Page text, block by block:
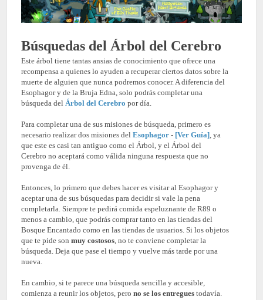
Búsquedas del Árbol del Cerebro
Este árbol tiene tantas ansias de conocimiento que ofrece una
recompensa a quienes lo ayuden a recuperar ciertos datos sobre la
muerte de alguien que nunca podremos conocer. A diferencia del
Esophagor y de la Bruja Edna, solo podrás completar una
búsqueda del Árbol del Cerebro por día.
Para completar una de sus misiones de búsqueda, primero es
necesario realizar dos misiones del Esophagor - [Ver Guía], ya
que este es casi tan antiguo como el Árbol, y el Árbol del
Cerebro no aceptará como válida ninguna respuesta que no
provenga de él.
Entonces, lo primero que debes hacer es visitar al Esophagor y
aceptar una de sus búsquedas para decidir si vale la pena
completarla. Siempre te pedirá comida espeluznante de R89 o
menos a cambio, que podrás comprar tanto en las tiendas del
Bosque Encantado como en las tiendas de usuarios. Si los objetos
que te pide son muy costosos, no te conviene completar la
búsqueda. Deja que pase el tiempo y vuelve más tarde por una
nueva.
En cambio, si te parece una búsqueda sencilla y accesible,
comienza a reunir los objetos, pero no se los entregues todavía.